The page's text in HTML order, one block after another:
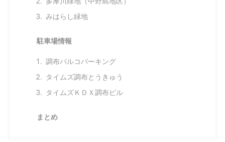
みはらし緑地
駐車場情報
調布パルコパーキング
タイムズ調布とうきゅう
タイムズＫＤＸ調布ビル
まとめ